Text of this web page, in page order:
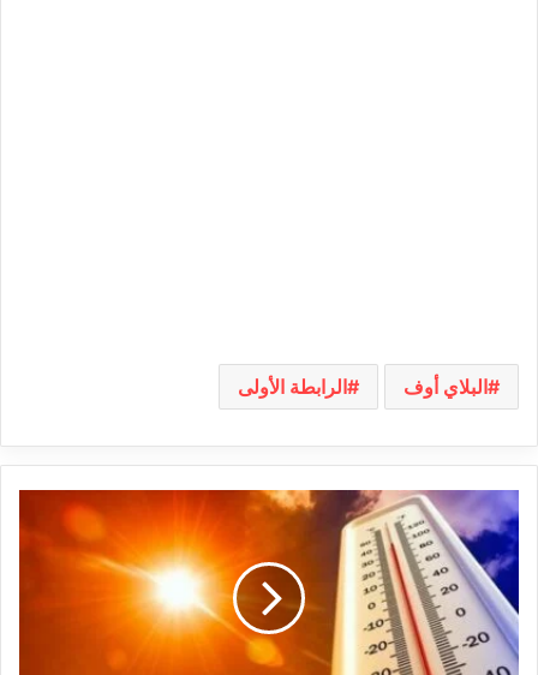
البلاي أوف الرابطة الأولى
طقس
السبت
15
جوان
2024